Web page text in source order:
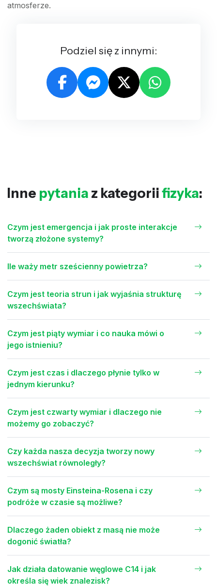
atmosferze.
Podziel się z innymi:
Inne pytania z kategoriifizyka:
Czym jest emergencja i jak proste interakcje
tworzą złożone systemy?
Ile waży metr sześcienny powietrza?
Czym jest teoria strun i jak wyjaśnia strukturę
wszechświata?
Czym jest piąty wymiar i co nauka mówi o
jego istnieniu?
Czym jest czas i dlaczego płynie tylko w
jednym kierunku?
Czym jest czwarty wymiar i dlaczego nie
możemy go zobaczyć?
Czy każda nasza decyzja tworzy nowy
wszechświat równoległy?
Czym są mosty Einsteina-Rosena i czy
podróże w czasie są możliwe?
Dlaczego żaden obiekt z masą nie może
dogonić światła?
Jak działa datowanie węglowe C14 i jak
określa się wiek znalezisk?